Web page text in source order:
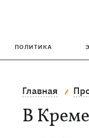
ПОЛИТИКА
Главная
В